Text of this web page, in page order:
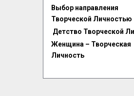
Выбор направления
Творческой Личностью
Детство Творческой
Женщина – Творческая
Личность